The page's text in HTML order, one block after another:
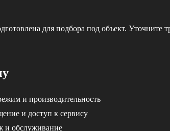
для подбора под объект.
и производительность
и доступ к сервису
и обслуживание